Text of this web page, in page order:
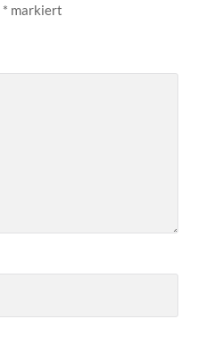
* markiert